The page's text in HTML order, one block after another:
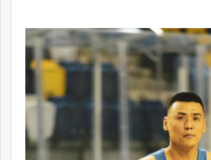
tovch.mn
ikon.mn
mnb.mn
Eguur.mn
24tsag.mn
shuud.mn
eagle.mn
09:46:52
15:57:18